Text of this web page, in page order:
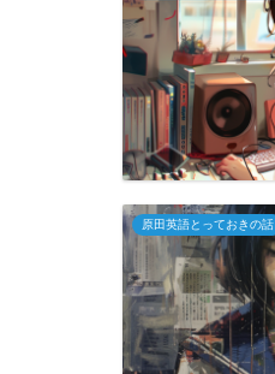
原田英語とっておきの話